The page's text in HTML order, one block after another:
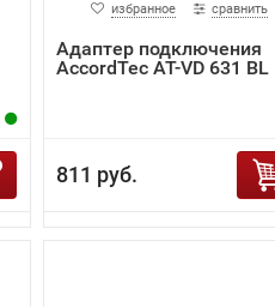
избранное сравнить
Адаптер подключения
AccordTec AT-VD 631 BL
811 руб.